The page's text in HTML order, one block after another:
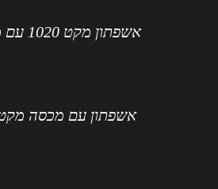
אשפתון מקט 1020 עם מאפרה
אשפתון עם מכסה מקט 1005